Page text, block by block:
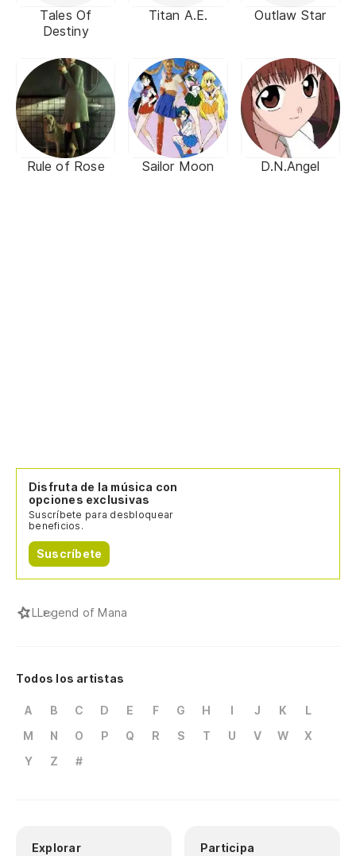
Tales Of
Destiny
Titan A.E. Outlaw Star
Rule of Rose Sailor Moon D.N.Angel
Disfruta de la música con
opciones exclusivas
Suscríbete para desbloquear
beneficios.
Suscríbete
LLegend of Mana
Todos los artistas
A B C D E F G H I J K
L
M
N O P Q R S T U V W
X
Y
Z #
Explorar Participa